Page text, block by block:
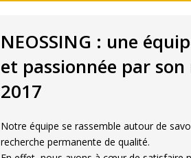
NEOSSING : une
et passionnée par
2017
Notre équipe se rassemble autour de
recherche permanente de qualité.